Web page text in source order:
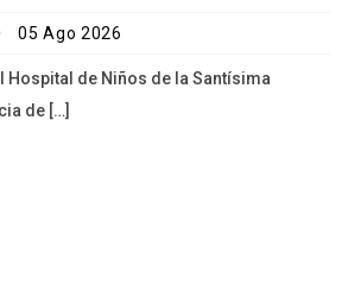
05 Ago 2026
Hospital de Niños de la Santísima
de […]